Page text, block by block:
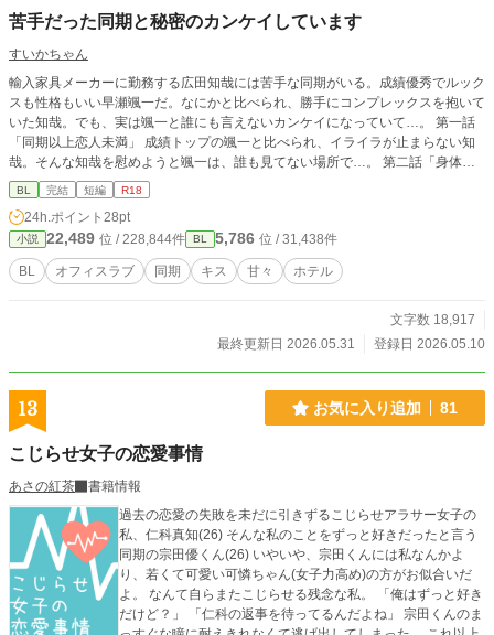
苦手だった同期と秘密のカンケイしています
すいかちゃん
輸入家具メーカーに勤務する広田知哉には苦手な同期がいる。成績優秀でルック
スも性格もいい早瀬颯一だ。なにかと比べられ、勝手にコンプレックスを抱いて
いた知哉。でも、実は颯一と誰にも言えないカンケイになっていて…。 第一話
「同期以上恋人未満」 成績トップの颯一と比べられ、イライラが止まらない知
哉。そんな知哉を慰めようと颯一は、誰も見てない場所で…。 第二話「身体で
知る感情」 相変わらず契約がうまくいかず落ち込む知哉。そんなある日。前島
賢という男と知り合う。和食レストランのオーナーだという前島と意気投合する
知哉。レストランのインテリアを任せたいという前島に浮かれる知哉。だが、颯
一はその話を危ぶみ止める。その言葉に苛立った知哉は、一人で前島が待つレス
トランへ向かった。が、そこで前島から言われたのは「契約の代わりに抱かせ
ろ」という信じられない言葉で…。 第三話「君を好きになって良かった」 颯一
BL 完結 短編 R18
24h.ポイント 28pt
小説 22,489 位 / 228,844件 BL 5,786 位 / 31,438件
BL オフィスラブ 同期 キス 甘々 ホテル
文字数 18,917
最終更新日 2026.05.31
登録日 2026.05.10
13 お気に入り追加 81
こじらせ女子の恋愛事情
あさの紅茶
書籍情報
過去の恋愛の失敗を未だに引きずるこじらせアラサー女子の
私、仁科真知(26) そんな私のことをずっと好きだったと言う
同期の宗田優くん(26) いやいや、宗田くんには私なんかよ
り、若くて可愛い可憐ちゃん(女子力高め)の方がお似合いだ
よ。 なんて自らまたこじらせる残念な私。 「俺はずっと好き
だけど？」 「仁科の返事を待ってるんだよね」 宗田くんのま